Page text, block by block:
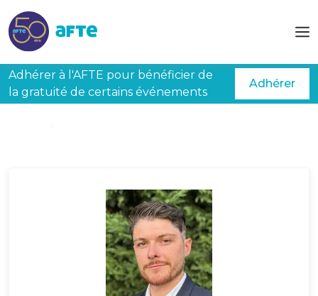
Adhérer à l'AFTE pour bénéficier de
la gratuité de certains événements
Adhérer